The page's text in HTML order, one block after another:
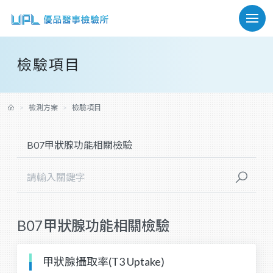
檢驗項目
檢測方案 檢驗項目
B07甲狀腺功能相關檢驗
甲狀腺攝取率(T3 Uptake)